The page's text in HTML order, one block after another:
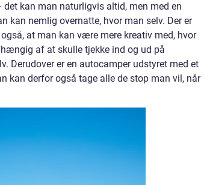
kan man naturligvis altid, men med en
kan nemlig overnatte, hvor man selv. Der er
at man kan være mere kreativ med, hvor
af at skulle tjekke ind og ud på
Derudover er en autocamper udstyret med et
kan derfor også tage alle de stop man vil, når